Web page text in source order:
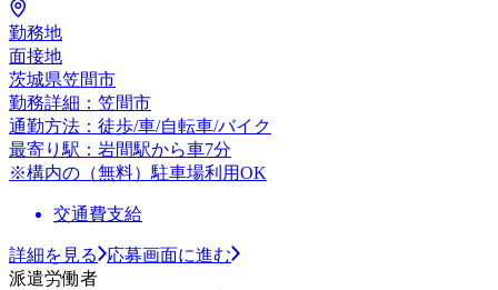
勤務地
面接地
茨城県笠間市
勤務詳細：笠間市
通勤方法：徒歩/車/自転車/バイク
最寄り駅：岩間駅から車7分
※構内の（無料）駐車場利用OK
交通費支給
詳細を見る
応募画面に進む
派遣労働者